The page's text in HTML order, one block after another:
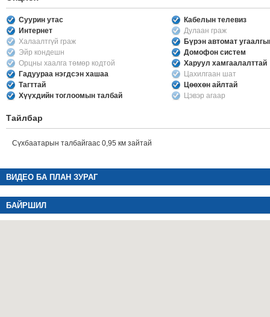
Суурин утас
Кабелын телевиз
Интернет
Дулаан граж
Халаалтгүй граж
Бүрэн автомат
Эйр кондешн
Домофон систем
Орцны хаалга төмөр кодтой
Харуул хамгаалалттай
Гадуураа нэгдсэн хашаа
Цахилгаан шат
Тагттай
Цөөхөн айлтай
Хүүхдийн тоглоомын талбай
Цэвэр агаар
Тайлбар
Сүхбаатарын талбайгаас 0,95 км зайтай
ВИДЕО БА ПЛАН ЗУРАГ
БАЙРШИЛ